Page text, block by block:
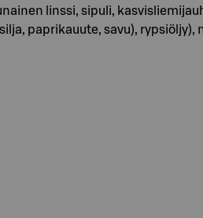
linssi, sipuli,
paprikauute, savu),